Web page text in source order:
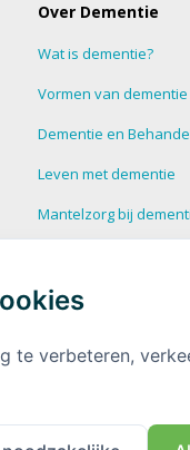
Over Dementie
Wat is dementie?
Vormen van dementie
Dementie en
Leven met dementie
Mantelzorg bij
Meer informatie over
te verbeteren,